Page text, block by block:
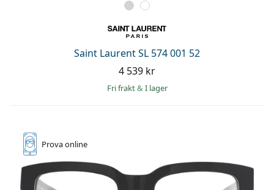
Saint Laurent SL 574 001 52
4 539 kr
Fri frakt& I lager
Prova online